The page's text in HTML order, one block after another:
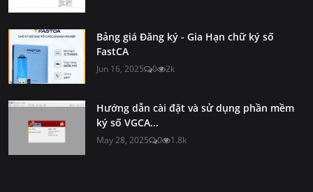
Bảng giá Đăng ký - Gia Hạn chữ ký số
FastCA
Jun 16, 2025 0 2k
Hướng dẫn cài đặt và sử dụng phần mềm
ký số VGCA...
May 28, 2025 0 1.8k